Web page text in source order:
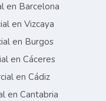
en Barcelona
en Vizcaya
en Burgos
en Cáceres
en Cádiz
en Cantabria